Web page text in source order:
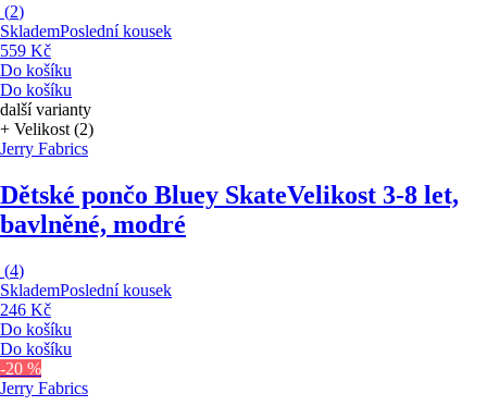
(2)
SklademPoslední kousek
559 Kč
Do košíku
Do košíku
další varianty
+ Velikost (2)
Jerry Fabrics
Dětské pončo Bluey SkateVelikost 3-8 let,
bavlněné, modré
(4)
SklademPoslední kousek
246 Kč
Do košíku
Do košíku
-20 %
Jerry Fabrics